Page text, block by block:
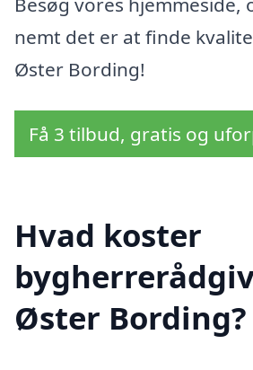
nemt det er at finde
Øster Bording!
Få 3 tilbud, gratis og
Hvad koster
Øster Bording?